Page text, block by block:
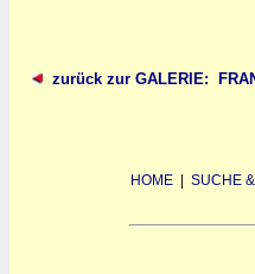
zurück zur GALERIE:
HOME SUCHE